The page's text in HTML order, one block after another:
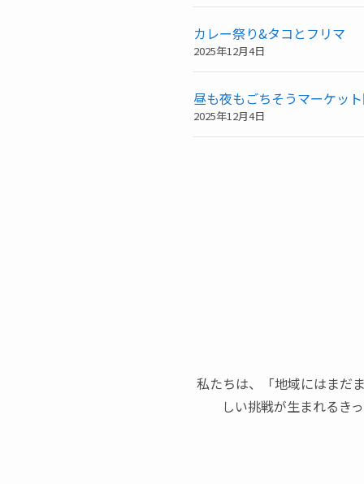
カレー祭り&タコとフリマ
2025年12月4日
昼も夜もごちそうマーケッ
2025年12月4日
私たちは、「地域にはまだ
しい挑戦が生まれるき